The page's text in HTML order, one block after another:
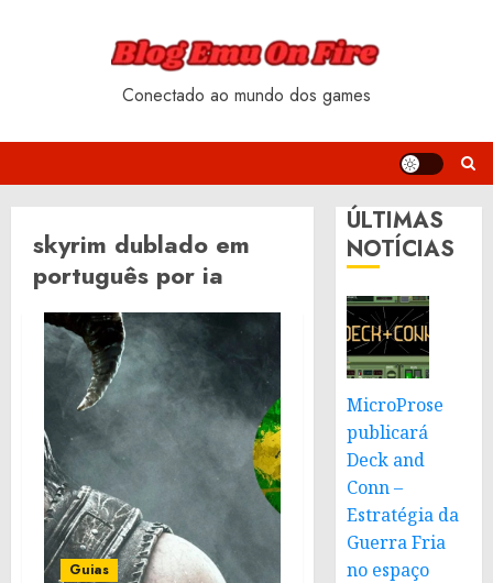
Conectado ao mundo dos games
skyrim dublado em
português por ia
Guias
ÚLTIMAS
NOTÍCIAS
MicroProse
publicará
Deck and
Conn –
Estratégia da
Guerra Fria
no espaço